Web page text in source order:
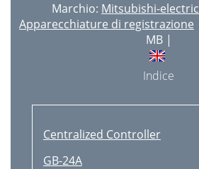
Marchio: Mitsubishi-electric
Apparecchiature di registrazione
MB |
Indice
Centralized Controller
GB-24A